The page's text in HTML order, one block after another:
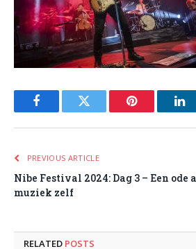
FacebookTwitter Pinterest
PREVIOUS ARTICLE
Nibe Festival 2024: Dag 3 – Een ode
muziek zelf
RELATED POSTS